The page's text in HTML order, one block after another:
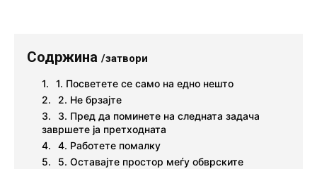
Содржина /затвори
1. Посветете се само на едно нешто
2. Не брзајте
3. Пред да поминете на следната задача
завршете ја претходната
4. Работете помалку
5. Оставајте простор меѓу обврските